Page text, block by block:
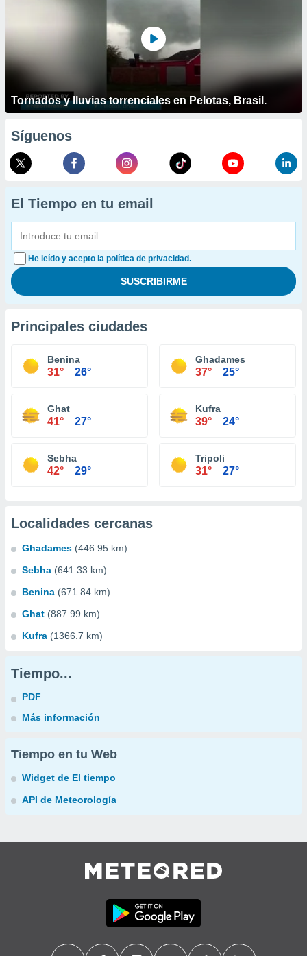
Tornados y lluvias torrenciales en Pelotas, Brasil.
Síguenos
El Tiempo en tu email
He leído y acepto la política de privacidad.
Principales ciudades
Benina
31° 26°
Ghadames
37° 25°
Ghat
41° 27°
Kufra
39° 24°
Sebha
42° 29°
Tripoli
31° 27°
Localidades cercanas
Ghadames (446.95 km)
Sebha (641.33 km)
Benina (671.84 km)
Ghat (887.99 km)
Kufra (1366.7 km)
Tiempo...
PDF
Más información
Tiempo en tu Web
Widget de El tiempo
API de Meteorología